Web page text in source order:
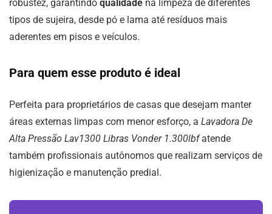
robustez, garantindo qualidade na limpeza de diferentes
tipos de sujeira, desde pó e lama até resíduos mais
aderentes em pisos e veículos.
Para quem esse produto é ideal
Perfeita para proprietários de casas que desejam manter
áreas externas limpas com menor esforço, a Lavadora De
Alta Pressão Lav1300 Libras Vonder 1.300lbfatende
também profissionais autônomos que realizam serviços de
higienização e manutenção predial.